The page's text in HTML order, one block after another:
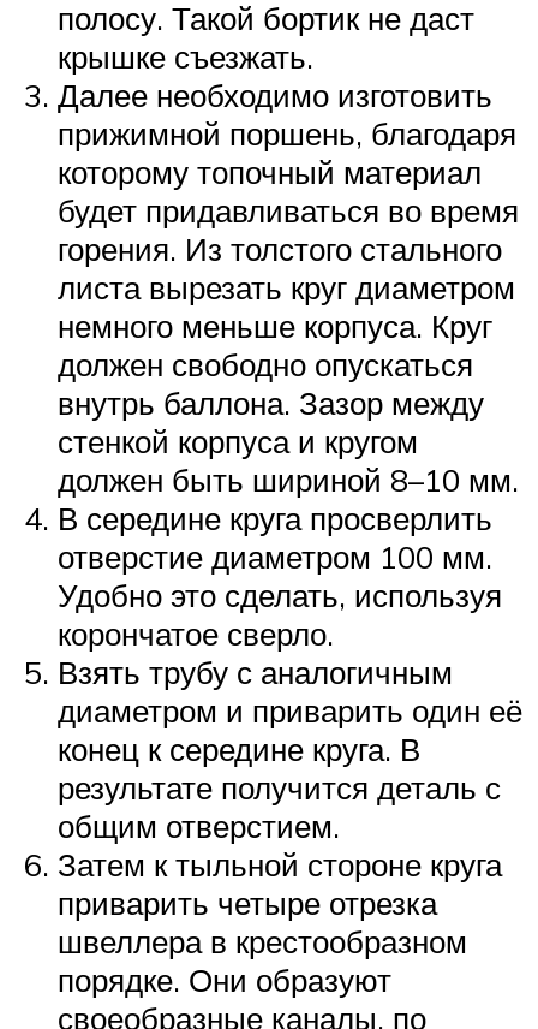
полосу. Такой бортик не даст
крышке съезжать.
Далее необходимо изготовить
прижимной поршень, благодаря
которому топочный материал
будет придавливаться во время
горения. Из толстого стального
листа вырезать круг диаметром
немного меньше корпуса. Круг
должен свободно опускаться
внутрь баллона. Зазор между
стенкой корпуса и кругом
должен быть шириной 8–10 мм.
В середине круга просверлить
отверстие диаметром 100 мм.
Удобно это сделать, используя
корончатое сверло.
Взять трубу с аналогичным
диаметром и приварить один её
конец к середине круга. В
результате получится деталь с
общим отверстием.
Затем к тыльной стороне круга
приварить четыре отрезка
швеллера в крестообразном
порядке. Они образуют
своеобразные каналы, по